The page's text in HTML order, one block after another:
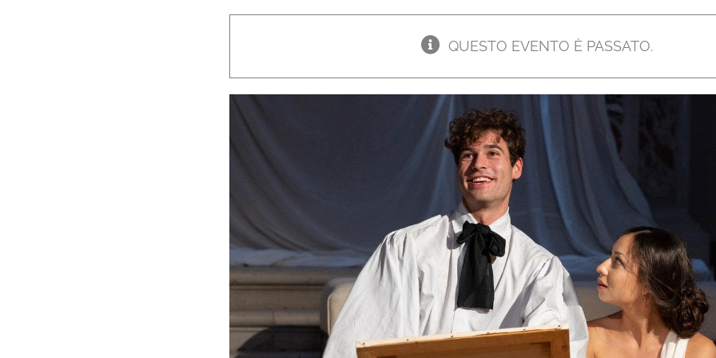
QUESTO EVENTO È PASSATO.